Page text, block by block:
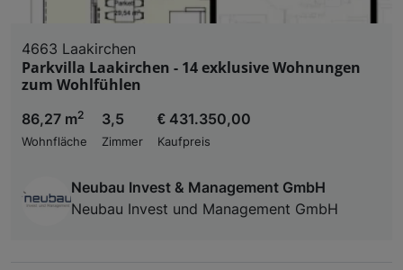
4663 Laakirchen
Parkvilla Laakirchen - 14 exklusive Wohnungen
zum Wohlfühlen
86,27 m2
Wohnfläche
3,5
Zimmer
€ 431.350,00
Kaufpreis
Neubau Invest & Management GmbH
Neubau Invest und Management GmbH